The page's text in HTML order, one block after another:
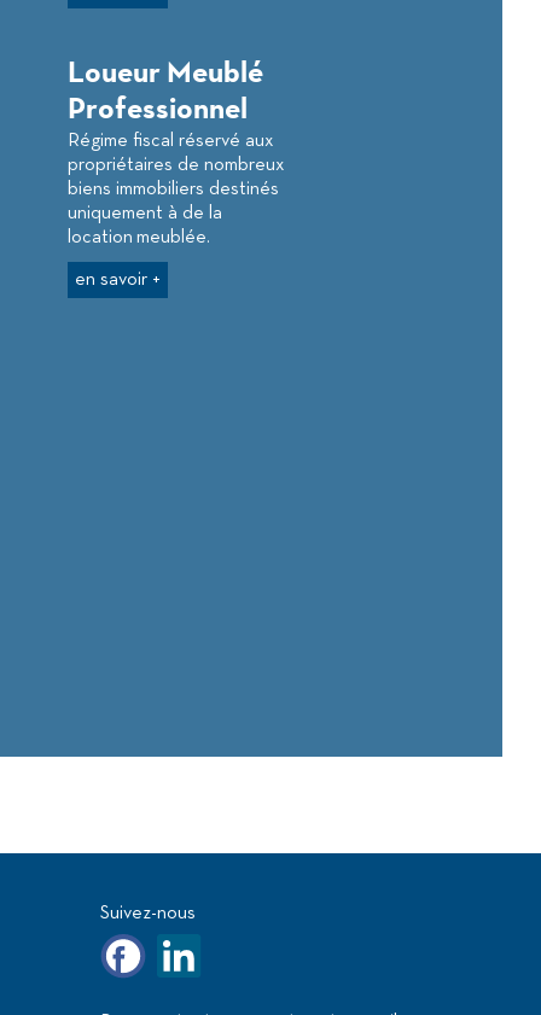
Loueur Meublé
Professionnel
Régime fiscal réservé aux
propriétaires de nombreux
biens immobiliers destinés
uniquement à de la
location meublée.
en savoir +
Suivez-nous